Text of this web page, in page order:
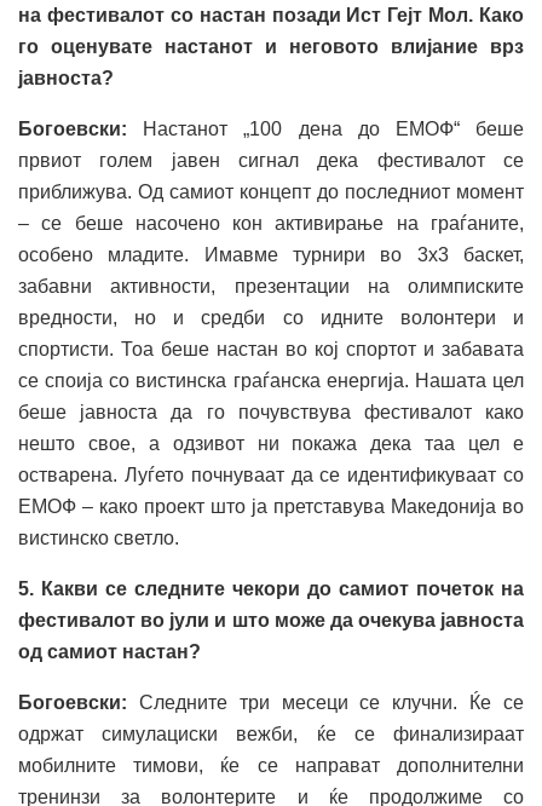
на фестивалот со настан позади Ист Гејт Мол. Како
го оценувате настанот и неговото влијание врз
јавноста?
Богоевски:
Настанот „100 дена до ЕМОФ“ беше
првиот голем јавен сигнал дека фестивалот се
приближува. Од самиот концепт до последниот момент
– се беше насочено кон активирање на граѓаните,
особено младите. Имавме турнири во 3х3 баскет,
забавни активности, презентации на олимписките
вредности, но и средби со идните волонтери и
спортисти. Тоа беше настан во кој спортот и забавата
се споија со вистинска граѓанска енергија. Нашата цел
беше јавноста да го почувствува фестивалот како
нешто свое, а одзивот ни покажа дека таа цел е
остварена. Луѓето почнуваат да се идентификуваат со
ЕМОФ – како проект што ја претставува Македонија во
вистинско светло.
5. Какви се следните чекори до самиот почеток на
фестивалот во јули и што може да очекува јавноста
од самиот настан?
Богоевски: Следните три месеци се клучни. Ќе се
одржат симулациски вежби, ќе се финализираат
мобилните тимови, ќе се направат дополнителни
тренинзи за волонтерите и ќе продолжиме со